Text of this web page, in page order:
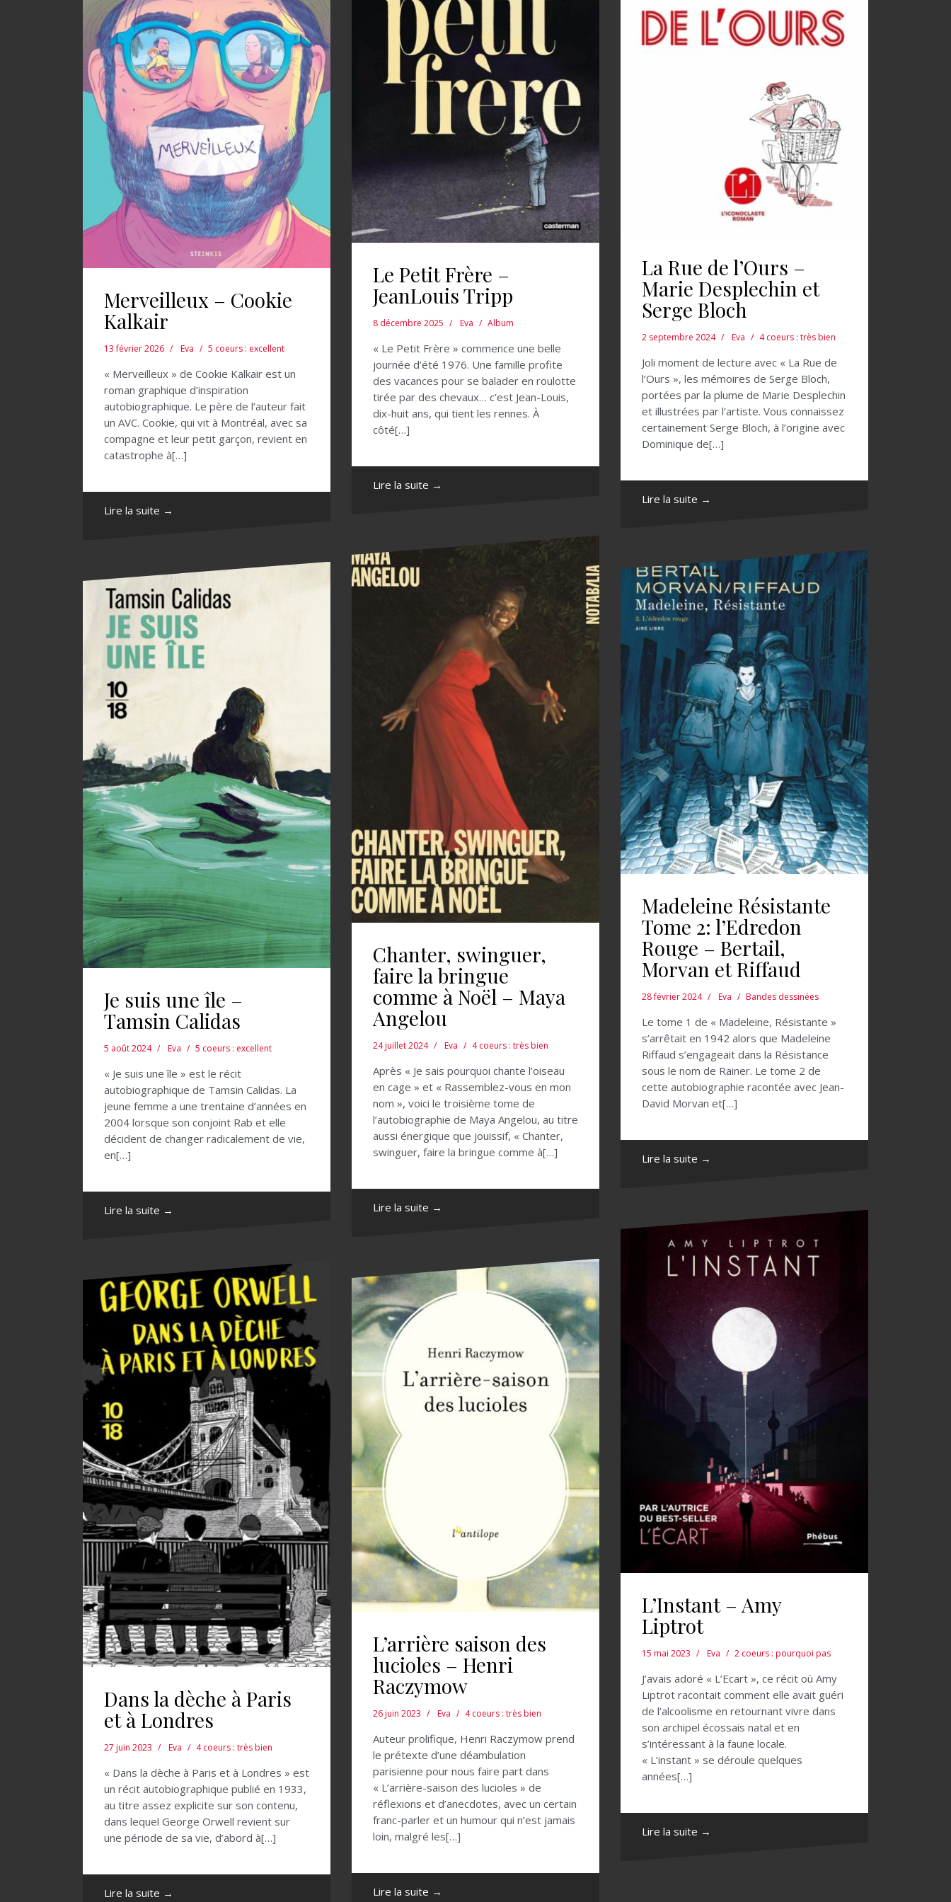
Merveilleux – Cookie
Kalkair
13 février 2026 Eva 5 coeurs : excellent
« Merveilleux » de Cookie Kalkair est un
roman graphique d’inspiration
autobiographique. Le père de l’auteur fait
un AVC. Cookie, qui vit à Montréal, avec sa
compagne et leur petit garçon, revient en
catastrophe à[…]
Lire la suite →
Le Petit Frère –
JeanLouis Tripp
8 décembre 2025 Eva Album
« Le Petit Frère » commence une belle
journée d’été 1976. Une famille profite
des vacances pour se balader en roulotte
tirée par des chevaux… c’est Jean-Louis,
dix-huit ans, qui tient les rennes. À
côté[…]
Lire la suite →
La Rue de l’Ours –
Marie Desplechin et
Serge Bloch
2 septembre 2024 Eva 4 coeurs : très bien
Joli moment de lecture avec « La Rue de
l’Ours », les mémoires de Serge Bloch,
portées par la plume de Marie Desplechin
et illustrées par l’artiste. Vous connaissez
certainement Serge Bloch, à l’origine avec
Dominique de[…]
Lire la suite →
Je suis une île –
Tamsin Calidas
5 août 2024 Eva 5 coeurs : excellent
« Je suis une île » est le récit
autobiographique de Tamsin Calidas. La
jeune femme a une trentaine d’années en
2004 lorsque son conjoint Rab et elle
décident de changer radicalement de vie,
en[…]
Lire la suite →
Chanter, swinguer,
faire la bringue
comme à Noël – Maya
Angelou
24 juillet 2024 Eva 4 coeurs : très bien
Après « Je sais pourquoi chante l’oiseau
en cage » et « Rassemblez-vous en mon
nom », voici le troisième tome de
l’autobiographie de Maya Angelou, au titre
aussi énergique que jouissif, « Chanter,
swinguer, faire la bringue comme à[…]
Lire la suite →
Madeleine Résistante
Tome 2: l’Edredon
Rouge – Bertail,
Morvan et Riffaud
28 février 2024 Eva Bandes dessinées
Le tome 1 de « Madeleine, Résistante »
s’arrêtait en 1942 alors que Madeleine
Riffaud s’engageait dans la Résistance
sous le nom de Rainer. Le tome 2 de
cette autobiographie racontée avec Jean-
David Morvan et[…]
Lire la suite →
Dans la dèche à Paris
et à Londres
27 juin 2023 Eva 4 coeurs : très bien
« Dans la dèche à Paris et à Londres » est
un récit autobiographique publié en 1933,
au titre assez explicite sur son contenu,
dans lequel George Orwell revient sur
une période de sa vie, d’abord à[…]
Lire la suite →
L’arrière saison des
lucioles – Henri
Raczymow
26 juin 2023 Eva 4 coeurs : très bien
Auteur prolifique, Henri Raczymow prend
le prétexte d’une déambulation
parisienne pour nous faire part dans
« L’arrière-saison des lucioles » de
réflexions et d’anecdotes, avec un certain
franc-parler et un humour qui n’est jamais
loin, malgré les[…]
Lire la suite →
L’Instant – Amy
Liptrot
15 mai 2023 Eva 2 coeurs : pourquoi pas
J’avais adoré « L’Ecart », ce récit où Amy
Liptrot racontait comment elle avait guéri
de l’alcoolisme en retournant vivre dans
son archipel écossais natal et en
s’intéressant à la faune locale.
« L’instant » se déroule quelques
années[…]
Lire la suite →